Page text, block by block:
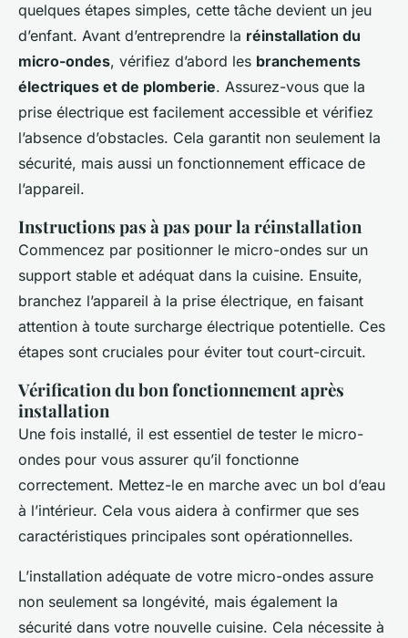
quelques étapes simples, cette tâche devient un jeu
d’enfant. Avant d’entreprendre la réinstallation du
micro-ondes, vérifiez d’abord les branchements
électriques et de plomberie. Assurez-vous que la
prise électrique est facilement accessible et vérifiez
l’absence d’obstacles. Cela garantit non seulement la
sécurité, mais aussi un fonctionnement efficace de
l’appareil.
Instructions pas à pas pour la réinstallation
Commencez par positionner le micro-ondes sur un
support stable et adéquat dans la cuisine. Ensuite,
branchez l’appareil à la prise électrique, en faisant
attention à toute surcharge électrique potentielle. Ces
étapes sont cruciales pour éviter tout court-circuit.
Vérification du bon fonctionnement après
installation
Une fois installé, il est essentiel de tester le micro-
ondes pour vous assurer qu’il fonctionne
correctement. Mettez-le en marche avec un bol d’eau
à l’intérieur. Cela vous aidera à confirmer que ses
caractéristiques principales sont opérationnelles.
L’installation adéquate de votre micro-ondes assure
non seulement sa longévité, mais également la
sécurité dans votre nouvelle cuisine. Cela nécessite à